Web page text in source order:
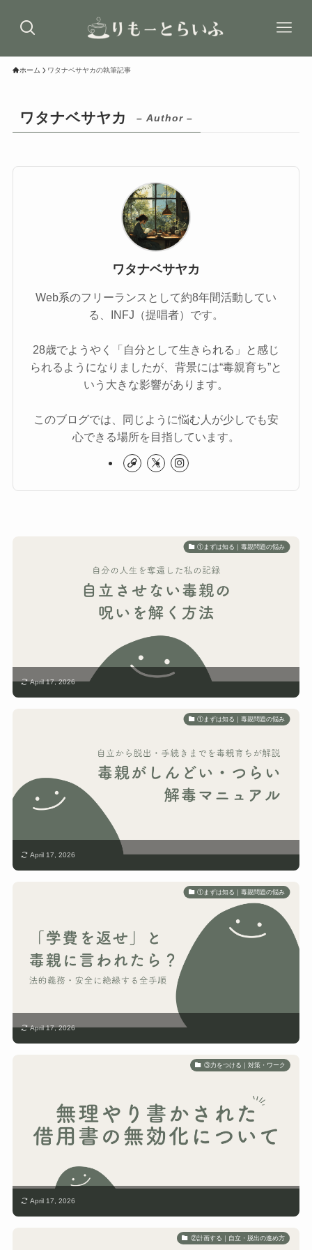
ホーム ワタナベサヤカの執筆記事
ワタナベサヤカ – Author –
ワタナベサヤカ
Web系のフリーランスとして約8年間活動してい
る、INFJ（提唱者）です。
28歳でようやく「自分として生きられる」と感じ
られるようになりましたが、背景には“毒親育ち”と
いう大きな影響があります。
このブログでは、同じように悩む人が少しでも安
心できる場所を目指しています。
①まずは知る｜毒親問題の悩み
April 17, 2026
①まずは知る｜毒親問題の悩み
April 17, 2026
①まずは知る｜毒親問題の悩み
April 17, 2026
③力をつける｜対策・ワーク
April 17, 2026
②計画する｜自立・脱出の進め方